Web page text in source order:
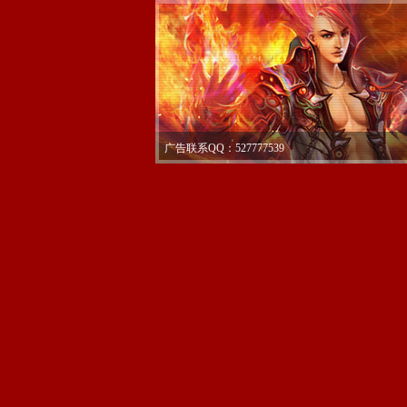
广告联系QQ：527777539